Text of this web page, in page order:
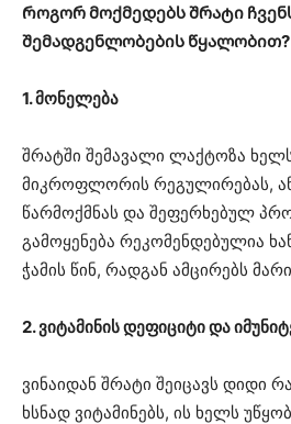
Როგორ მოქმედებს შრატი
შემადგენლობების წყალობით?
1. მონელება
შრატში შემავალი ლაქტოზა
მიკროფლორის რეგულირებას,
წარმოქმნას და შეფერხებულ
გამოყენება რეკომენდებულია
ჭამის წინ, რადგან ამცირებს
2. ვიტამინის დეფიციტი და
ვინაიდან შრატი შეიცავს დიდი
ხსნად ვიტამინებს, ის ხელს